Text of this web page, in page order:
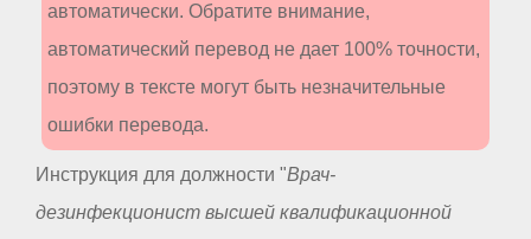
автоматически. Обратите внимание,
автоматический перевод не дает 100% точности,
поэтому в тексте могут быть незначительные
ошибки перевода.
Инструкция для должности "Врач-
дезинфекционист высшей квалификационной